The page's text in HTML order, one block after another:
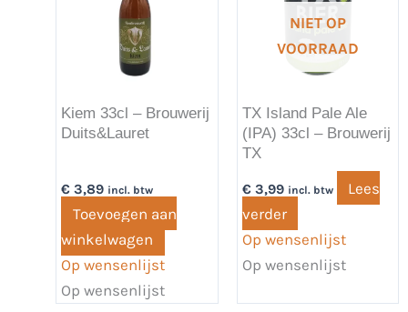
Kiem 33cl – Brouwerij
Duits&Lauret
€ 3,89 incl. btw
Toevoegen aan
winkelwagen
Op wensenlijst
Op wensenlijst
NIET OP
VOORRAAD
TX Island Pale Ale
(IPA) 33cl – Brouwerij
TX
€3,99 incl. btw
Lees
verder
Op wensenlijst
Op wensenlijst